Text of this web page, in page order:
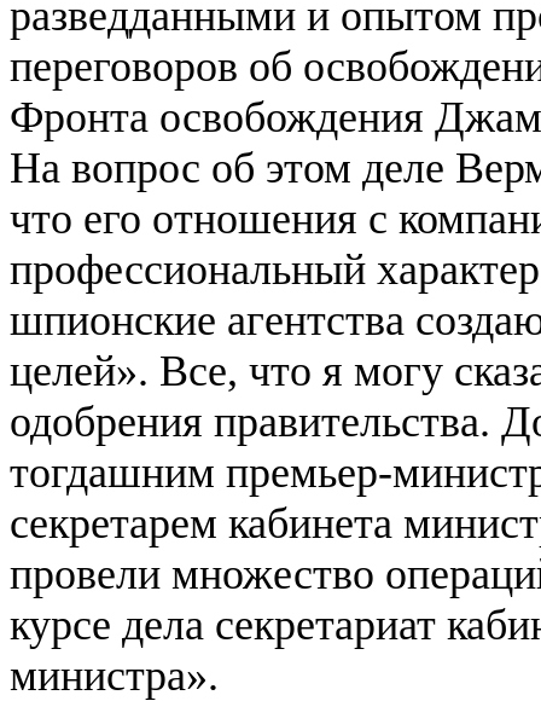
разведданными и опытом
переговоров об
Фронта освобождения
На вопрос об этом деле
что его отношения с
профессиональный
шпионские агентства
целей». Все, что я могу
одобрения правительства.
тогдашним премьер-
секретарем кабинета
провели множество
курсе дела секретариат
министра».